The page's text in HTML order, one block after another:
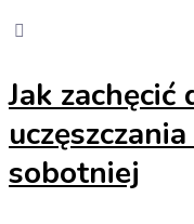
Jak zachęcić
sobotniej